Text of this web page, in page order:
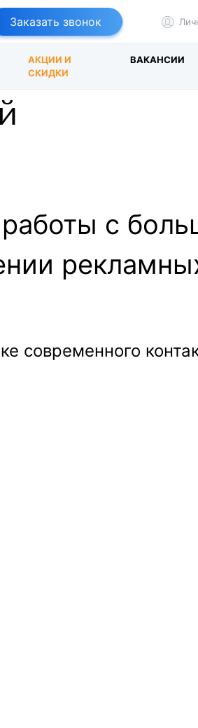
Заказать звонок
АКЦИИ И
СКИДКИ
ВАКАНСИИ
работы с
современного